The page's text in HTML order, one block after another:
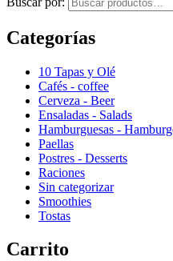
Categorías
10 Tapas y Olé
Cafés - coffee
Cerveza - Beer
Ensaladas - Salads
Hamburguesas -
Paellas
Postres - Desserts
Raciones
Sin categorizar
Smoothies
Tostas
Carrito